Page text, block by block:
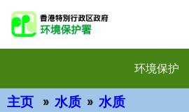
內
环境保护
主页 水质 水质